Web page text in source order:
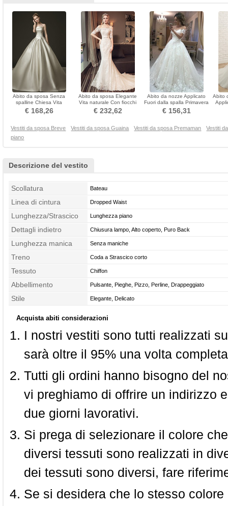
Abito da sposa Senza
spalline Chiesa Vita
naturale Strascico Reale
€ 168,26
Abito da sposa Elegante
Vita naturale Con fiocchi
Primavera Maniche mezze
€ 232,62
Abito da nozze Applicato
Fuori dalla spalla Primavera
Chiesa Sovrapposizione di
pizzo
€ 156,31
Abito
Vestiti da sposa Breve Vestiti da sposa Guaina Vestiti da sposa Premaman
Vestiti
piano
Descrizione del vestito
Scollatura Bateau
Linea di cintura Dropped Waist
Lunghezza/Strascico Lunghezza piano
Dettagli indietro Chiusura lampo, Alto coperto, Puro Back
Lunghezza manica Senza maniche
Treno Coda a Strascico corto
Tessuto Chiffon
Abbellimento Pulsante, Pieghe, Pizzo, Perline, Drappeggiato
Stile Elegante, Delicato
Acquista abiti considerazioni
I nostri vestiti sono tutti realizzati
sarà oltre il 95% una volta
Tutti gli ordini hanno bisogno del
vi preghiamo di offrire un indirizzo
due giorni lavorativi.
Si prega di selezionare il colore
diversi tessuti sono realizzati in
dei tessuti sono diversi, fare
Se si desidera che lo stesso